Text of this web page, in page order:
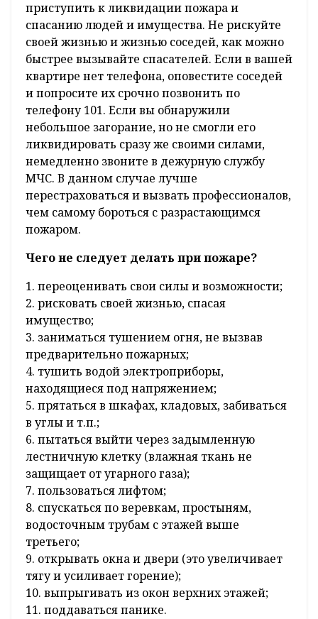
приступить к ликвидации пожара и
спасанию людей и имущества. Не рискуйте
своей жизнью и жизнью соседей, как можно
быстрее вызывайте спасателей. Если в вашей
квартире нет телефона, оповестите соседей
и попросите их срочно позвонить по
телефону 101. Если вы обнаружили
небольшое загорание, но не смогли его
ликвидировать сразу же своими силами,
немедленно звоните в дежурную службу
МЧС. В данном случае лучше
перестраховаться и вызвать профессионалов,
чем самому бороться с разрастающимся
пожаром.
Чего не следует делать при пожаре?
1. переоценивать свои силы и возможности;
2. рисковать своей жизнью, спасая
имущество;
3. заниматься тушением огня, не вызвав
предварительно пожарных;
4. тушить водой электроприборы,
находящиеся под напряжением;
5. прятаться в шкафах, кладовых, забиваться
в углы и т.п.;
6. пытаться выйти через задымленную
лестничную клетку (влажная ткань не
защищает от угарного газа);
7. пользоваться лифтом;
8. спускаться по веревкам, простыням,
водосточным трубам с этажей выше
третьего;
9. открывать окна и двери (это увеличивает
тягу и усиливает горение);
10. выпрыгивать из окон верхних этажей;
11. поддаваться панике.